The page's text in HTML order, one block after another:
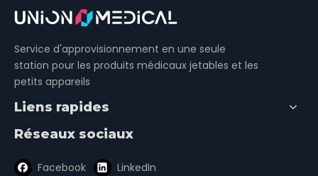
Service d'approvisionnement en une seule
station pour les produits médicaux jetables et les
petits appareils
Liens rapides
Réseaux sociaux
Facebook
LinkedIn